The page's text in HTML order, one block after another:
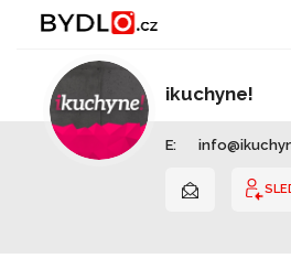
ikuchyne!
E: